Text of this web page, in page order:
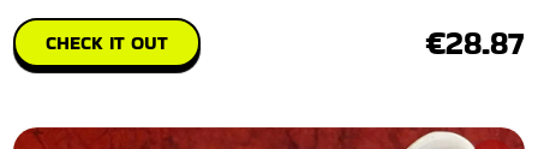
CHECK IT OUT €28.87